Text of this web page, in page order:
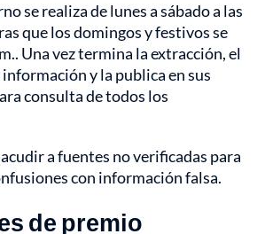
se realiza de lunes a sábado a las
que los domingos y festivos se
Una vez termina la extracción, el
y la publica en sus
consulta de todos los
a fuentes no verificadas para
con información falsa.
de premio